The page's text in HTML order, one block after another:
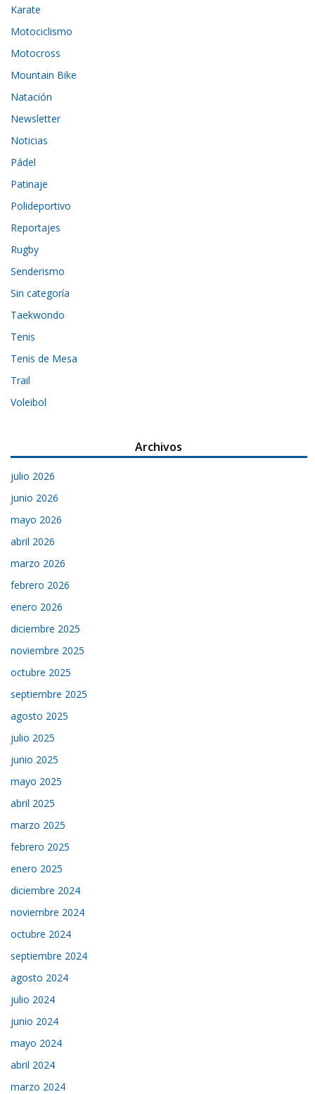
Karate
Motociclismo
Motocross
Mountain Bike
Natación
Newsletter
Noticias
Pádel
Patinaje
Polideportivo
Reportajes
Rugby
Senderismo
Sin categoría
Taekwondo
Tenis
Tenis de Mesa
Trail
Voleibol
Archivos
julio 2026
junio 2026
mayo 2026
abril 2026
marzo 2026
febrero 2026
enero 2026
diciembre 2025
noviembre 2025
octubre 2025
septiembre 2025
agosto 2025
julio 2025
junio 2025
mayo 2025
abril 2025
marzo 2025
febrero 2025
enero 2025
diciembre 2024
noviembre 2024
octubre 2024
septiembre 2024
agosto 2024
julio 2024
junio 2024
mayo 2024
abril 2024
marzo 2024